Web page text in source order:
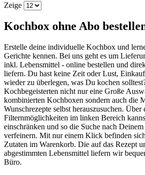
Zeige
Kochbox ohne Abo
Erstelle deine individuelle Kochbox und
Gerichte kennen. Bei uns geht es um
inkl. Lebensmittel - online bestellen und
liefern. Du hast keine Zeit oder Lust,
wieder zu überlegen, was Du kochen
Kochbegeisterten nicht nur eine Große
kombinierten Kochboxen sondern auch die
Wunschrezepte selbst herauszusuchen.
Filternmöglichkeiten im linken Bereich
einschränken und so die Suche nach
verfeinern. Mit nur einem Klick befinden
Zutaten im Warenkorb. Die auf das Rezept
abgestimmten Lebensmittel liefern wir
Büro.